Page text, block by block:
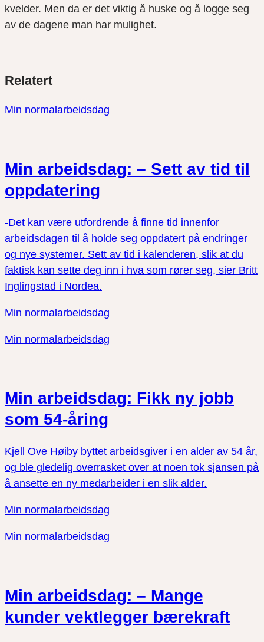
kvelder. Men da er det viktig å huske og å logge seg
av de dagene man har mulighet.
Del
Del
twitter
Del
facebook
Relatert
Min normalarbeidsdag
Min arbeidsdag: – Sett av tid til
oppdatering
-Det kan være utfordrende å finne tid innenfor
arbeidsdagen til å holde seg oppdatert på endringer
og nye systemer. Sett av tid i kalenderen, slik at du
faktisk kan sette deg inn i hva som rører seg, sier Britt
Inglingstad i Nordea.
Min normalarbeidsdag
Min normalarbeidsdag
Min arbeidsdag: Fikk ny jobb
som 54-åring
Kjell Ove Høiby byttet arbeidsgiver i en alder av 54 år,
og ble gledelig overrasket over at noen tok sjansen på
å ansette en ny medarbeider i en slik alder.
Min normalarbeidsdag
Min normalarbeidsdag
Min arbeidsdag: – Mange
kunder vektlegger bærekraft